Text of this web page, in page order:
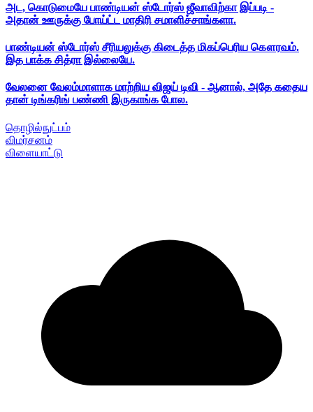
அட, கொடுமையே பாண்டியன் ஸ்டோர்ஸ் ஜீவாவிற்கா இப்படி -
அதான் ஊருக்கு போய்ட்ட மாதிரி சமாளிச்சாங்களா.
பாண்டியன் ஸ்டோர்ஸ் சீரியலுக்கு கிடைத்த மிகப்பெரிய கௌரவம்.
இத பாக்க சித்ரா இல்லையே.
வேலனை வேலம்மாளாக மாற்றிய விஜய் டிவி - ஆனால், அதே கதைய
தான் டிங்கரிங் பண்ணி இருகாங்க போல.
தொழில்நுட்பம்
விமர்சனம்
விளையாட்டு